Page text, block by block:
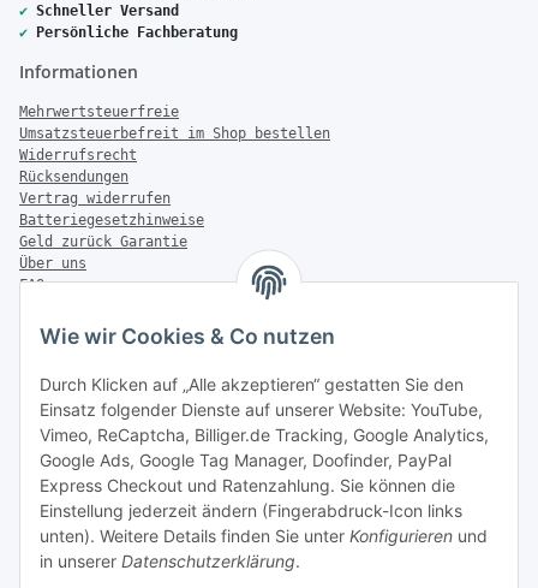
Wie wir Cookies & Co nutzen
Durch Klicken auf „Alle akzeptieren“ gestatten Sie den
Einsatz folgender Dienste auf unserer Website: YouTube,
Vimeo, ReCaptcha, Billiger.de Tracking, Google Analytics,
Google Ads, Google Tag Manager, Doofinder, PayPal
Express Checkout und Ratenzahlung. Sie können die
Einstellung jederzeit ändern (Fingerabdruck-Icon links
unten). Weitere Details finden Sie unter Konfigurieren und
in unserer Datenschutzerklärung.
✔ Schneller Versand
✔ Persönliche Fachberatung
Informationen
Mehrwertsteuerfreie
Umsatzsteuerbefreit im Shop bestellen
Widerrufsrecht
Rücksendungen
Vertrag widerrufen
Batteriegesetzhinweise
Geld zurück Garantie
Über uns
FAQ
Zahlung & Versand
Versandinformationen
Sonstiges